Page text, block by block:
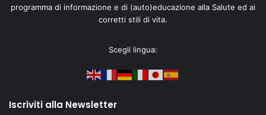
programma di informazione e di (auto)educazione alla Salute ed ai
corretti stili di vita.
Scegli lingua:
Iscriviti alla Newsletter